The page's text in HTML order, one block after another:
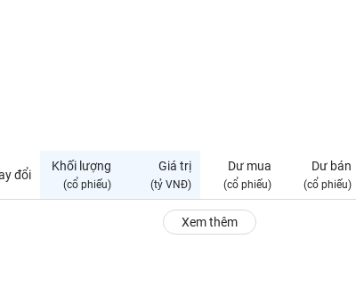
đổi
Khối lượng
(cổ phiếu)
Giá trị
(tỷ VNĐ)
Dư mua
(cổ phiếu)
Dư bán
(cổ phiếu)
Xem thêm